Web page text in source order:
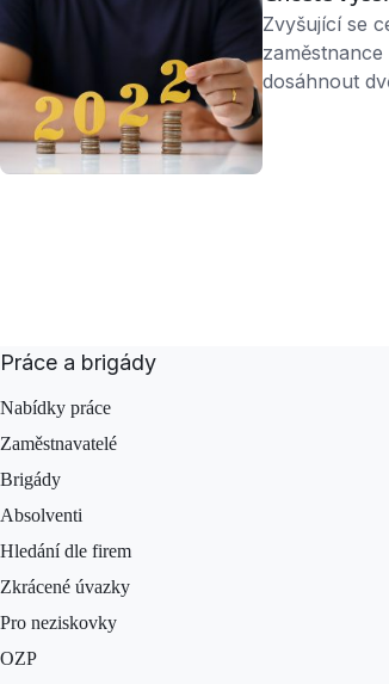
Zvyšující se
dosáhnout
Práce a brigády
Nabídky práce
Zaměstnavatelé
Brigády
Absolventi
Hledání dle firem
Zkrácené úvazky
Pro neziskovky
OZP